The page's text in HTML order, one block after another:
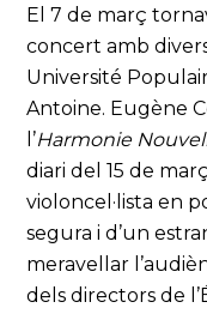
El 7 de març
concert amb
Université
Antoine. Eugène
l’Harmonie
diari del 15 de
violoncel·lista en
segura i d’un
meravellar
dels directors de